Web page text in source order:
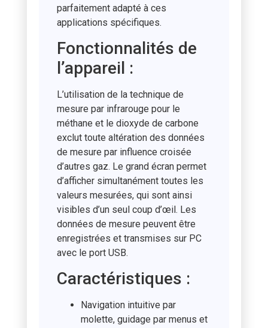
parfaitement adapté à ces
applications spécifiques.
Fonctionnalités de
l’appareil :
L’utilisation de la technique de
mesure par infrarouge pour le
méthane et le dioxyde de carbone
exclut toute altération des données
de mesure par influence croisée
d’autres gaz. Le grand écran permet
d’afficher simultanément toutes les
valeurs mesurées, qui sont ainsi
visibles d’un seul coup d’œil. Les
données de mesure peuvent être
enregistrées et transmises sur PC
avec le port USB.
Caractéristiques :
Navigation intuitive par
molette, guidage par menus et